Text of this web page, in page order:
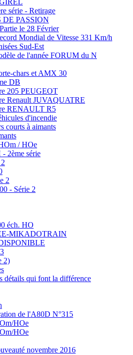
série - Retirage
DE PASSION
le 28 Février
Mondial de Vitesse 331 Km/h
Sud-Est
de l'année FORUM du N
chars et AMX 30
DB
205 PEUGEOT
Renault JUVAQUATRE
RENAULT R5
d'incendie
courts à aimants
/ HOe
2ème série
2
- Série 2
éch. HO
MIKADOTRAIN
2)
détails qui font la différence
de l'A80D N°315
HOe
HOe
novembre 2016